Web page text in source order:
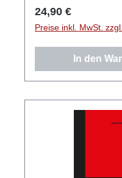
Regulärer Preis:
24,90 €
Preise inkl. MwSt.
In den